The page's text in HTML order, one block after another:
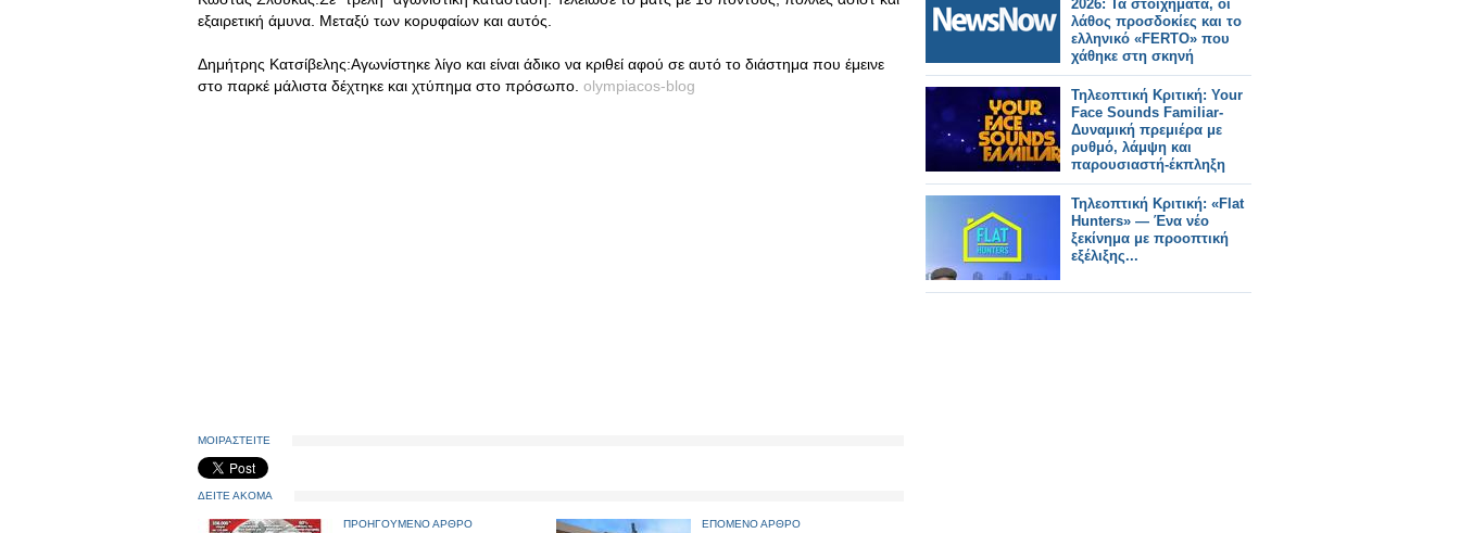
εξαιρετική άμυνα. Μεταξύ των κορυφαίων και αυτός.
Δημήτρης Κατσίβελης:Αγωνίστηκε λίγο και είναι άδικο να κριθεί αφού σε αυτό το διάστημα που έμεινε
στο παρκέ μάλιστα δέχτηκε και χτύπημα στο πρόσωπο. olympiacos-blog
ΜΟΙΡΑΣΤΕΙΤΕ
ΔΕΙΤΕ ΑΚΟΜΑ
ΠΡΟΗΓΟΥΜΕΝΟ ΑΡΘΡΟ ΕΠΟΜΕΝΟ ΑΡΘΡΟ
αίθουσα τού ΕΚΑ
2026: Τα στοιχήματα, οι
λάθος προσδοκίες και το
ελληνικό «FERTO» που
χάθηκε στη σκηνή
Τηλεοπτική Κριτική: Your
Face Sounds Familiar-
Δυναμική πρεμιέρα με
ρυθμό, λάμψη και
παρουσιαστή-έκπληξη
Τηλεοπτική Κριτική: «Flat
Hunters» — Ένα νέο
ξεκίνημα με προοπτική
εξέλιξης...